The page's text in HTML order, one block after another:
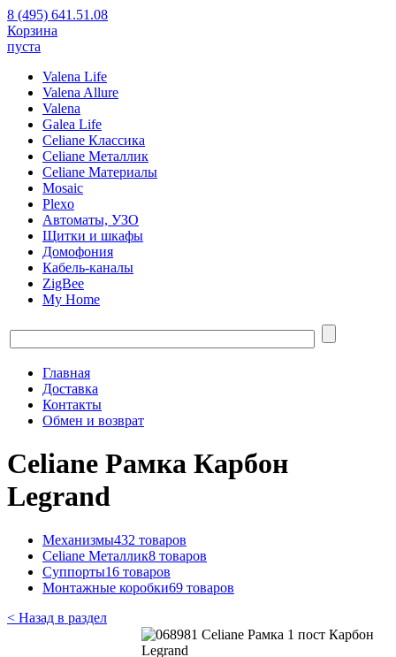
8 (495) 641.51.08
Корзина
пуста
Valena Life
Valena Allure
Valena
Galea Life
Celiane Классика
Celiane Металлик
Celiane Материалы
Mosaic
Plexo
Автоматы, УЗО
Щитки и шкафы
Домофония
Кабель-каналы
ZigBee
My Home
Главная
Доставка
Контакты
Обмен и возврат
Celiane Рамка Карбон
Legrand
Механизмы432 товаров
Celiane Металлик8 товаров
Суппорты16 товаров
Монтажные коробки69 товаров
< Назад в раздел